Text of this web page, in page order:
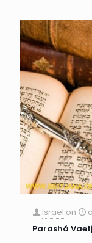
Israel on
Parashá